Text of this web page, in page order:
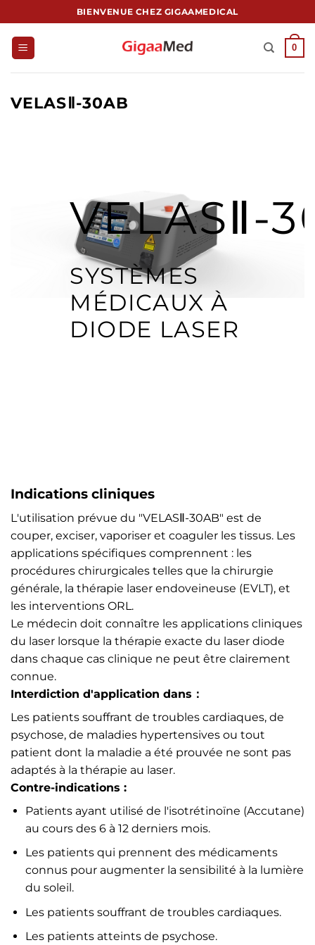
au
contenu
BIENVENUE CHEZ GIGAAMEDICAL
0
VELASⅡ-30AB
VELASⅡ-
SYSTÈMES
MÉDICAUX À
DIODE LASER
Indications cliniques
L'utilisation prévue du "VELASⅡ-30AB" est de
couper, exciser, vaporiser et coaguler les tissus. Les
applications spécifiques comprennent : les
procédures chirurgicales telles que la chirurgie
générale, la thérapie laser endoveineuse (EVLT), et
les interventions ORL.
Le médecin doit connaître les applications cliniques
du laser lorsque la thérapie exacte du laser diode
dans chaque cas clinique ne peut être clairement
connue.
Interdiction d'application dans：
Les patients souffrant de troubles cardiaques, de
psychose, de maladies hypertensives ou tout
patient dont la maladie a été prouvée ne sont pas
adaptés à la thérapie au laser.
Contre-indications :
Patients ayant utilisé de l'isotrétinoïne (Accutane)
au cours des 6 à 12 derniers mois.
Les patients qui prennent des médicaments
connus pour augmenter la sensibilité à la lumière
du soleil.
Les patients souffrant de troubles cardiaques.
Les patients atteints de psychose.